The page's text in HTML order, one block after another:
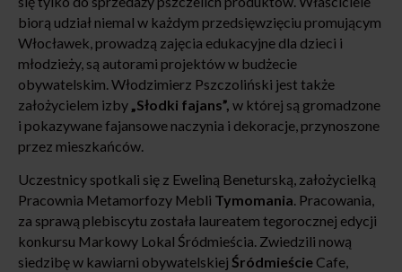
biorą udział niemal w każdym przedsięwzięciu promującym
Włocławek, prowadzą zajęcia edukacyjne dla dzieci i
młodzieży, są autorami projektów w budżecie
obywatelskim. Włodzimierz Pszczoliński jest także
założycielem izby „Słodki fajans”, w której są gromadzone
i pokazywane fajansowe naczynia i dekoracje, przynoszone
przez mieszkańców.
Uczestnicy spotkali się z Eweliną Beneturską, założycielką
Pracownia Metamorfozy Mebli Tymomania. Pracowania,
za sprawą plebiscytu została laureatem tegorocznej edycji
konkursu Markowy Lokal Śródmieścia. Zwiedzili nową
siedzibę w kawiarni obywatelskiej Śródmieście Cafe,